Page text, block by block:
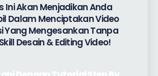
Ini Akan Menjadikan Anda
Dalam Menciptakan Video
Yang Mengesankan Tanpa
Desain & Editing Video!